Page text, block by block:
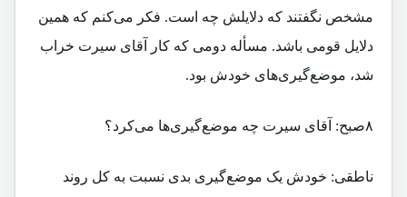
مشخص نگفتند که دلایلش چه است. فکر می‌کنم که همین
دلایل قومی باشد. مسأله دومی که کار آقای سیرت خراب
شد، موضع‌گیری‌های خودش بود.
۸صبح: آقای سیرت چه موضع‌گیری‌ها می‌کرد؟
ناطقی: خودش یک موضع‌گیری بدی نسبت به کل روند